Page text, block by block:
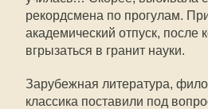
рекордсмена по прогулам.
академический отпуск, после
вгрызаться в гранит науки.
Зарубежная литература,
классика поставили под